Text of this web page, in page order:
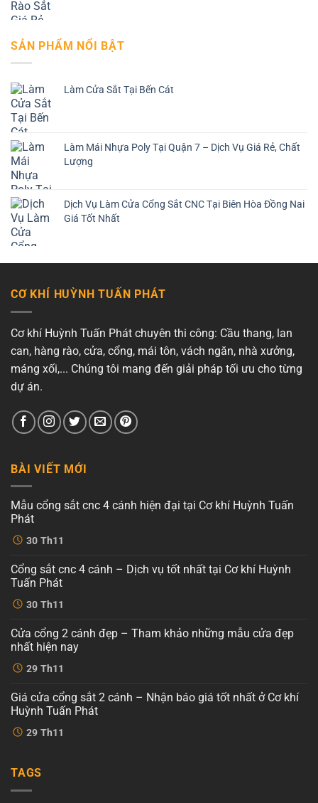
SẢN PHẨM NỔI BẬT
Làm Cửa Sắt Tại Bến Cát
Làm Mái Nhựa Poly Tại Quận 7 – Dịch Vụ Giá Rẻ, Chất
Lượng
Dịch Vụ Làm Cửa Cổng Sắt CNC Tại Biên Hòa Đồng Nai
Giá Tốt Nhất
CƠ KHÍ HUỲNH TUẤN PHÁT
Cơ khí Huỳnh Tuấn Phát chuyên thi công: Cầu thang, lan
can, hàng rào, cửa, cổng, mái tôn, vách ngăn, nhà xưởng,
máng xối,... Chúng tôi mang đến giải pháp tối ưu cho từng
dự án.
BÀI VIẾT MỚI
30 Th11
Mẫu cổng sắt cnc 4 cánh hiện đại tại Cơ khí Huỳnh Tuấn
Phát
Không
có
luận
ở
Mẫu
cổng
sắt
cnc
cánh
hiện
đại
tại
Cơ
khí
Phát
30 Th11
Cổng sắt cnc 4 cánh – Dịch vụ tốt nhất tại Cơ khí Huỳnh
Tuấn Phát
Không
có
luận
ở
Cổng
sắt
cnc
4
Dịch
vụ
tốt
nhất
tại
Tuấn
29 Th11
Cửa cổng 2 cánh đẹp – Tham khảo những mẫu cửa đẹp
nhất hiện nay
Không
có
ở
Cửa
cổng
cánh
khảo
mẫu
29 Th11
Giá cửa cổng sắt 2 cánh – Nhận báo giá tốt nhất ở Cơ khí
Huỳnh Tuấn Phát
Không
có
Giá
cổng
TAGS